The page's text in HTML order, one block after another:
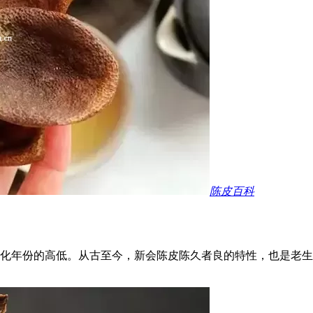
陈皮百科
年份的高低。从古至今，新会陈皮陈久者良的特性，也是老